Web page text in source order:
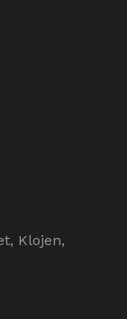
Klojen,